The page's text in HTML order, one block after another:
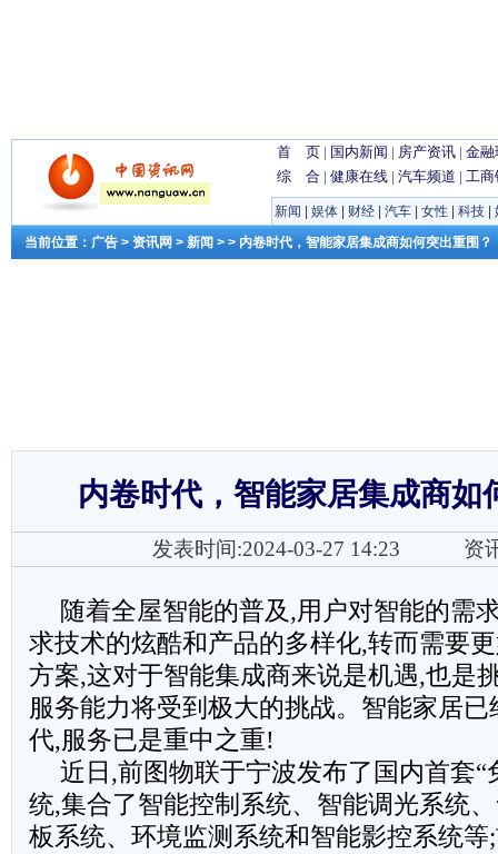
首 页 | 国内新闻 | 房产资讯 | 金融
综 合 | 健康在线 | 汽车频道 | 工商
新闻 娱体 财经 汽车 女性 科技
当前位置： 广告 > 资讯网 > 新闻 > > 内卷时代，智能家居集成商如何突出重围？
内卷时代，智能家居集成商如
发表时间:2024-03-27 14:23 资
随着全屋智能的普及,用户对智能的需
求技术的炫酷和产品的多样化,转而需要
方案,这对于智能集成商来说是机遇,也是
服务能力将受到极大的挑战。智能家居
代,服务已是重中之重!
近日,前图物联于宁波发布了国内首套“
统,集合了智能控制系统、智能调光系统
板系统、环境监测系统和智能影控系统